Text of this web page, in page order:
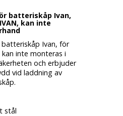
batteriskåp Ivan,
kan inte
Ivan, för
inte monteras i
och erbjuder
vid laddning av
stål